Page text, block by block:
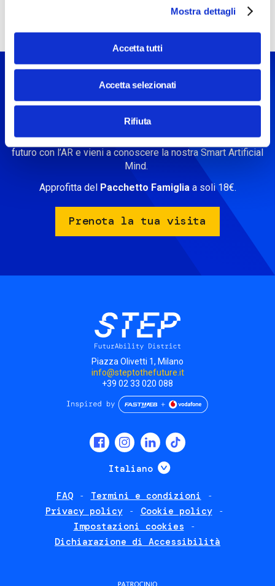
Mostra dettagli
Accetta tutti
Accetta selezionati
Rifiuta
Vuoi fare anche la visita in
STEP?
Scopri le installazioni interattive di STEP, immergiti nel
futuro con l’AR e vieni a conoscere la nostra Smart Artificial
Mind.
Approfitta del Pacchetto Famiglia a soli 18€.
Prenota la tua visita
Piazza Olivetti 1, Milano
info@steptothefuture.it
+39 02 33 020 088
Italiano Mostra ulteriori
FAQ
Termini e condizioni
Privacy policy
Cookie policy
Impostazioni cookies
Dichiarazione di Accessibilità